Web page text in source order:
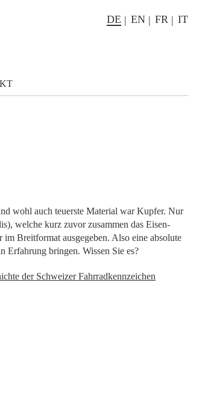
DE EN FR IT
wohl auch teuerste Material war Kupfer. Nur
welche kurz zuvor zusammen das Eisen-
Breitformat ausgegeben. Also eine absolute
Erfahrung bringen. Wissen Sie es?
der Schweizer Fahrradkennzeichen